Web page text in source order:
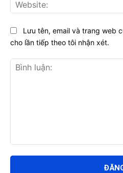
luận:
Lưu tên, email và trang web
cho lần tiếp theo tôi nhận xét.